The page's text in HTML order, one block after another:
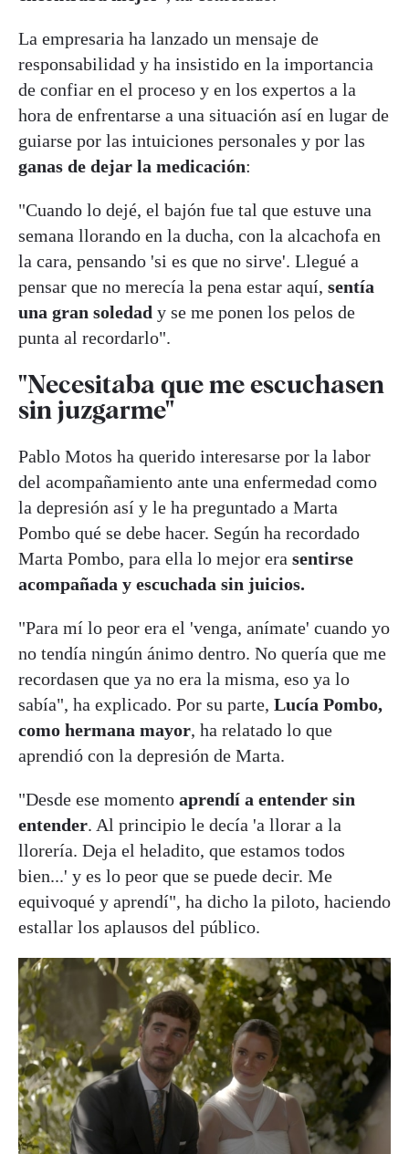
La empresaria ha lanzado un mensaje de
responsabilidad y ha insistido en la importancia
de confiar en el proceso y en los expertos a la
hora de enfrentarse a una situación así en lugar de
guiarse por las intuiciones personales y por las
ganas de dejar la medicación:
"Cuando lo dejé, el bajón fue tal que estuve una
semana llorando en la ducha, con la alcachofa en
la cara, pensando 'si es que no sirve'. Llegué a
pensar que no merecía la pena estar aquí, sentía
una gran soledad y se me ponen los pelos de
punta al recordarlo".
"Necesitaba que me escuchasen
sin juzgarme"
Pablo Motos ha querido interesarse por la labor
del acompañamiento ante una enfermedad como
la depresión así y le ha preguntado a Marta
Pombo qué se debe hacer. Según ha recordado
Marta Pombo, para ella lo mejor era sentirse
acompañada y escuchada sin juicios.
"Para mí lo peor era el 'venga, anímate' cuando yo
no tendía ningún ánimo dentro. No quería que me
recordasen que ya no era la misma, eso ya lo
sabía", ha explicado. Por su parte, Lucía Pombo,
como hermana mayor, ha relatado lo que
aprendió con la depresión de Marta.
"Desde ese momento aprendí a entender sin
entender. Al principio le decía 'a llorar a la
llorería. Deja el heladito, que estamos todos
bien...' y es lo peor que se puede decir. Me
equivoqué y aprendí", ha dicho la piloto, haciendo
estallar los aplausos del público.